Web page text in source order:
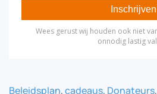
Beleidsplan,cadeaus, Donateurs,